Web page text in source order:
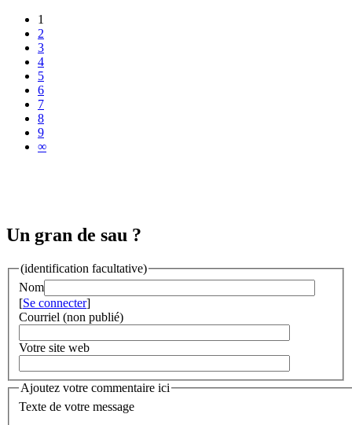
1
2
3
4
5
6
7
8
9
∞
Un gran de sau ?
(identification facultative)
Nom
[Se connecter]
Courriel (non publié)
Votre site web
Ajoutez votre commentaire ici
Texte de votre message